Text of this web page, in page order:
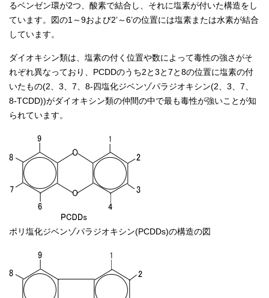
るベンゼン環が2つ、酸素で結合し、それに塩素が付いた構造をし
ています。図の1～9および2’～6’の位置には塩素または水素が結合
しています。
ダイオキシン類は、塩素の付く位置や数によって毒性の強さがそ
れぞれ異なっており、PCDDのうち2と3と7と8の位置に塩素の付
いたもの(2、3、7、8-四塩化ジベンゾパラジオキシン(2、3、7、
8-TCDD))がダイオキシン類の仲間の中で最も毒性が強いことが知
られています。
ポリ塩化ジベンゾパラジオキシン(PCDDs)の構造の図